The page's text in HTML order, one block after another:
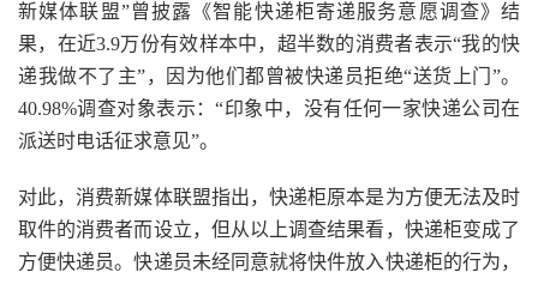
新媒体联盟”曾披露《智能快递柜寄递服务意愿调查》结
果，在近3.9万份有效样本中，超半数的消费者表示“我的快
递我做不了主”，因为他们都曾被快递员拒绝“送货上门”。
40.98%调查对象表示：“印象中，没有任何一家快递公司在
派送时电话征求意见”。
对此，消费新媒体联盟指出，快递柜原本是为方便无法及时
取件的消费者而设立，但从以上调查结果看，快递柜变成了
方便快递员。快递员未经同意就将快件放入快递柜的行为，